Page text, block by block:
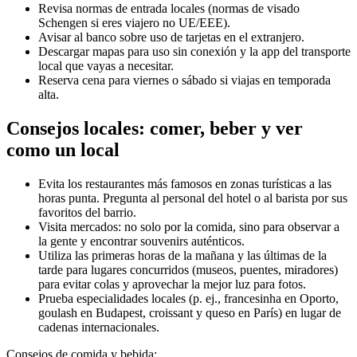
Revisa normas de entrada locales (normas de visado
Schengen si eres viajero no UE/EEE).
Avisar al banco sobre uso de tarjetas en el extranjero.
Descargar mapas para uso sin conexión y la app del transporte
local que vayas a necesitar.
Reserva cena para viernes o sábado si viajas en temporada
alta.
Consejos locales: comer, beber y ver
como un local
Evita los restaurantes más famosos en zonas turísticas a las
horas punta. Pregunta al personal del hotel o al barista por sus
favoritos del barrio.
Visita mercados: no solo por la comida, sino para observar a
la gente y encontrar souvenirs auténticos.
Utiliza las primeras horas de la mañana y las últimas de la
tarde para lugares concurridos (museos, puentes, miradores)
para evitar colas y aprovechar la mejor luz para fotos.
Prueba especialidades locales (p. ej., francesinha en Oporto,
goulash en Budapest, croissant y queso en París) en lugar de
cadenas internacionales.
Consejos de comida y bebida: